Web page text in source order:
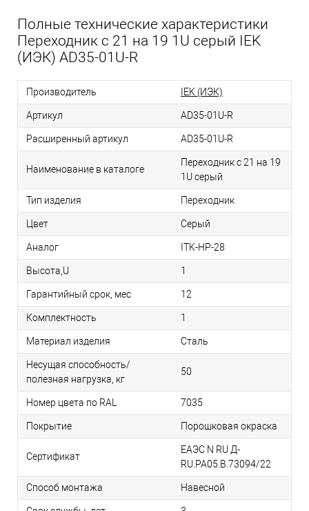
Полные технические характеристики
Переходник с 21 на 19 1U серый IEK
(ИЭК) AD35-01U-R
Производитель IEK (ИЭК)
Артикул AD35-01U-R
Расширенный артикул AD35-01U-R
Наименование в каталоге
Переходник с 21 на 19
1U серый
Тип изделия Переходник
Цвет Серый
Аналог ITK-HP-28
Высота,U 1
Гарантийный срок, мес 12
Комплектность 1
Материал изделия Сталь
Несущая способность/
полезная нагрузка, кг
50
Номер цвета по RAL 7035
Покрытие Порошковая окраска
Сертификат
ЕАЭС N RU Д-
RU.РА05.В.73094/22
Способ монтажа Навесной